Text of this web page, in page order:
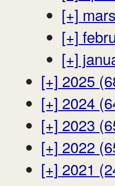
[+]
[+]
[+]
[+] 2025
[+] 2024
[+] 2023
[+] 2022
[+] 2021